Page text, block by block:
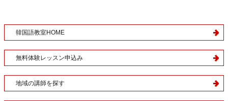
韓国語教室HOME
無料体験レッスン申込み
地域の講師を探す